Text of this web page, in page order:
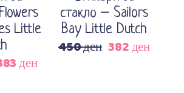
Little
денCurrent
стакло – Sailors
Bay Little Dutch
450ден Original
382денCurrent